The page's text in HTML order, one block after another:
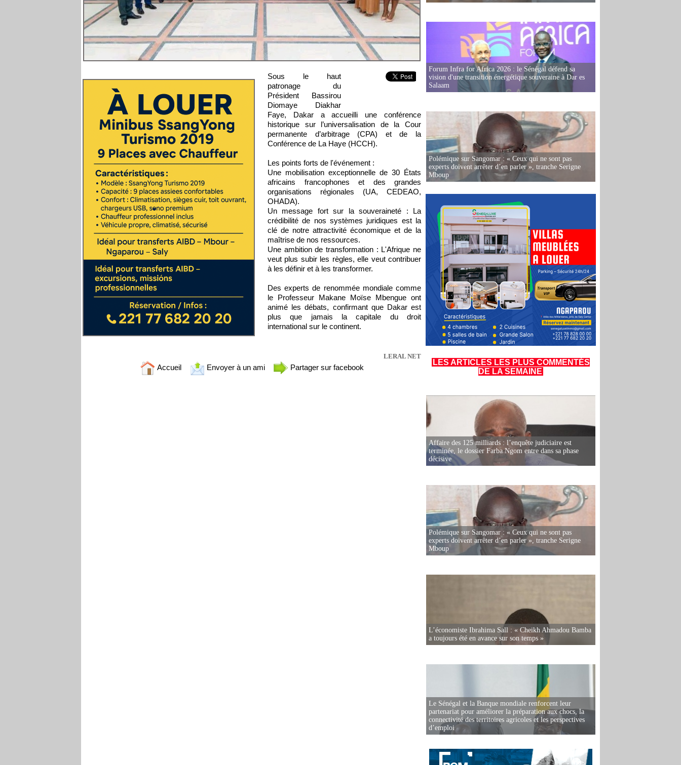
Sous le haut
patronage du
Président Bassirou
Diomaye Diakhar
Faye, Dakar a accueilli une conférence
historique sur l’universalisation de la Cour
permanente d’arbitrage (CPA) et de la
Conférence de La Haye (HCCH).
Les points forts de l'événement :
Une mobilisation exceptionnelle de 30 États
africains francophones et des grandes
organisations régionales (UA, CEDEAO,
OHADA).
Un message fort sur la souveraineté : La
crédibilité de nos systèmes juridiques est la
clé de notre attractivité économique et de la
maîtrise de nos ressources.
Une ambition de transformation : L'Afrique ne
veut plus subir les règles, elle veut contribuer
à les définir et à les transformer.
Des experts de renommée mondiale comme
le Professeur Makane Moïse Mbengue ont
animé les débats, confirmant que Dakar est
plus que jamais la capitale du droit
international sur le continent.
LERAL NET
Accueil Envoyer à un ami Partager sur facebook
Forum Infra for Africa 2026 : le Sénégal défend sa
vision d'une transition énergétique souveraine à Dar es
Salaam
Polémique sur Sangomar : « Ceux qui ne sont pas
experts doivent arrêter d’en parler », tranche Serigne
Mboup
LES ARTICLES LES PLUS COMMENTÉS
DE LA SEMAINE
Affaire des 125 milliards : l’enquête judiciaire est
terminée, le dossier Farba Ngom entre dans sa phase
décisive
Polémique sur Sangomar : « Ceux qui ne sont pas
experts doivent arrêter d’en parler », tranche Serigne
Mboup
L’économiste Ibrahima Sall : « Cheikh Ahmadou Bamba
a toujours été en avance sur son temps »
Le Sénégal et la Banque mondiale renforcent leur
partenariat pour améliorer la préparation aux chocs, la
connectivité des territoires agricoles et les perspectives
d’emploi